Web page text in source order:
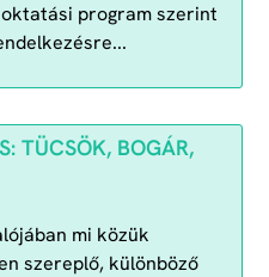
program szerint
TÜCSÖK, BOGÁR,
mi közük
szereplő, különböző